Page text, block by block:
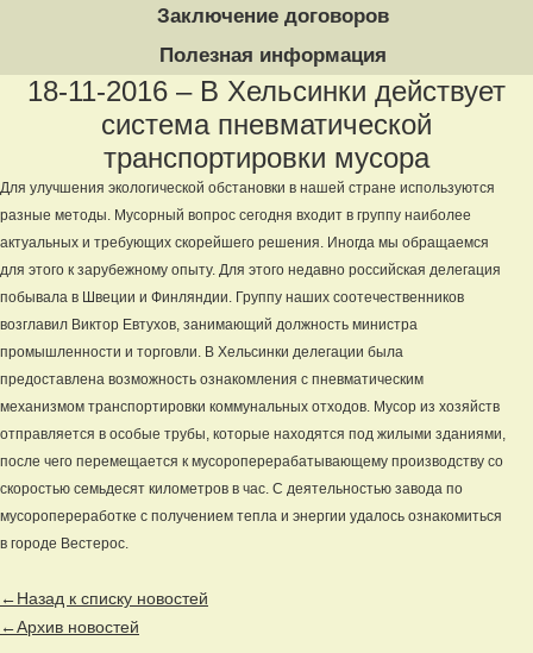
Заключение договоров
Полезная информация
18-11-2016 – В Хельсинки действует
система пневматической
транспортировки мусора
Для улучшения экологической обстановки в нашей стране используются
разные методы. Мусорный вопрос сегодня входит в группу наиболее
актуальных и требующих скорейшего решения. Иногда мы обращаемся
для этого к зарубежному опыту. Для этого недавно российская делегация
побывала в Швеции и Финляндии. Группу наших соотечественников
возглавил Виктор Евтухов, занимающий должность министра
промышленности и торговли. В Хельсинки делегации была
предоставлена возможность ознакомления с пневматическим
механизмом транспортировки коммунальных отходов. Мусор из хозяйств
отправляется в особые трубы, которые находятся под жилыми зданиями,
после чего перемещается к мусороперерабатывающему производству со
скоростью семьдесят километров в час. С деятельностью завода по
мусоропереработке с получением тепла и энергии удалось ознакомиться
в городе Вестерос.
←Назад к списку новостей
←Архив новостей